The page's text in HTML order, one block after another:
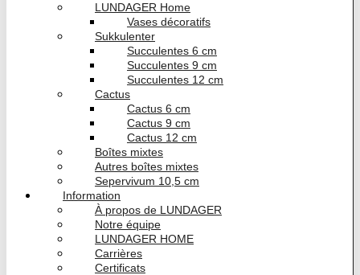
LUNDAGER Home
Vases décoratifs
Sukkulenter
Succulentes 6 cm
Succulentes 9 cm
Succulentes 12 cm
Cactus
Cactus 6 cm
Cactus 9 cm
Cactus 12 cm
Boîtes mixtes
Autres boîtes mixtes
Sepervivum 10,5 cm
Information
À propos de LUNDAGER
Notre équipe
LUNDAGER HOME
Carrières
Certificats